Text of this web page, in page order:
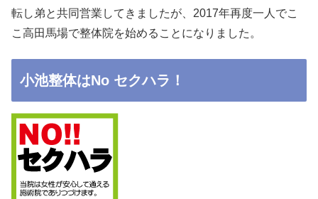
転し弟と共同営業してきましたが、2017年再度一人でこ
こ高田馬場で整体院を始めることになりました。
小池整体はNo セクハラ！